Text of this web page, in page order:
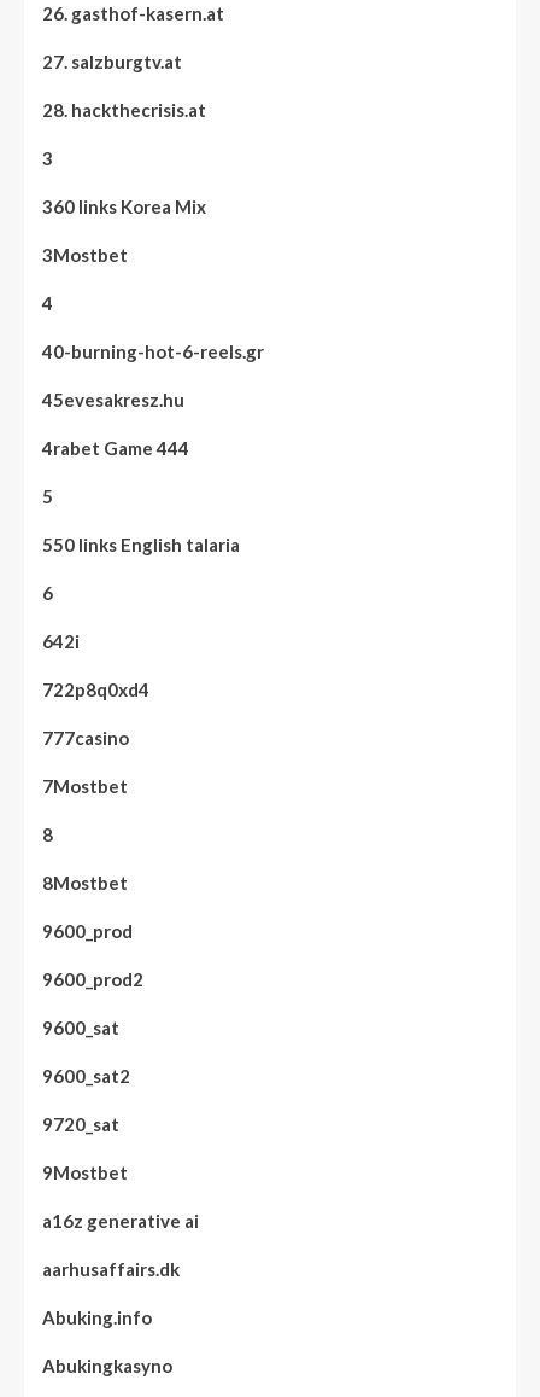
26. gasthof-kasern.at
27. salzburgtv.at
28. hackthecrisis.at
3
360 links Korea Mix
3Mostbet
4
40-burning-hot-6-reels.gr
45evesakresz.hu
4rabet Game 444
5
550 links English talaria
6
642i
722p8q0xd4
777casino
7Mostbet
8
8Mostbet
9600_prod
9600_prod2
9600_sat
9600_sat2
9720_sat
9Mostbet
a16z generative ai
aarhusaffairs.dk
Abuking.info
Abukingkasyno